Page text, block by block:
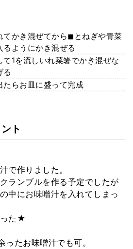
てかき混ぜてから◼︎とねぎや青菜
ようにかき混ぜる
1を流しいれ菜箸でかき混ぜな
る
らお皿に盛って完成
ト
で作りました。
ランブルを作る予定でしたが
中にお味噌汁を入れてしまっ
った★
ったお味噌汁でも可。